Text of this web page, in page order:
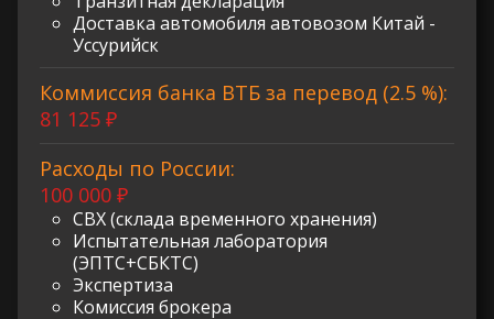
Доставка автомобиля автовозом Китай -
Уссурийск
Коммиссия банка ВТБ за перевод (2.5 %):
81 125 ₽
Расходы по России:
100 000 ₽
СВХ (склада временного хранения)
Испытательная лаборатория
(ЭПТС+СБКТС)
Экспертиза
Комиссия брокера